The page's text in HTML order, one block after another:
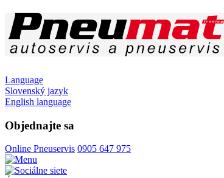
Language
Slovenský jazyk
English language
Objednajte sa
Online Pneuservis 0905 647 975